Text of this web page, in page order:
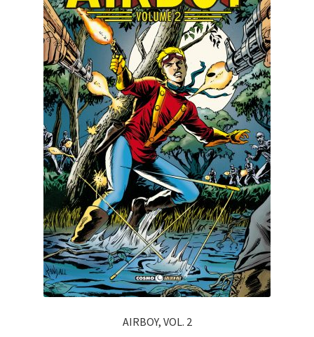
AIRBOY, VOL. 2